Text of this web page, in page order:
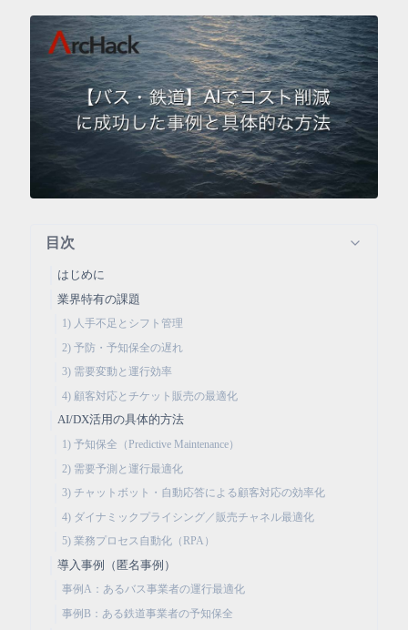
目次
はじめに
業界特有の課題
1) 人手不足とシフト管理
2) 予防・予知保全の遅れ
3) 需要変動と運行効率
4) 顧客対応とチケット販売の最適化
AI/DX活用の具体的方法
1) 予知保全（Predictive Maintenance）
2) 需要予測と運行最適化
3) チャットボット・自動応答による顧客対応の効率化
4) ダイナミックプライシング／販売チャネル最適化
5) 業務プロセス自動化（RPA）
導入事例（匿名事例）
事例A：あるバス事業者の運行最適化
事例B：ある鉄道事業者の予知保全